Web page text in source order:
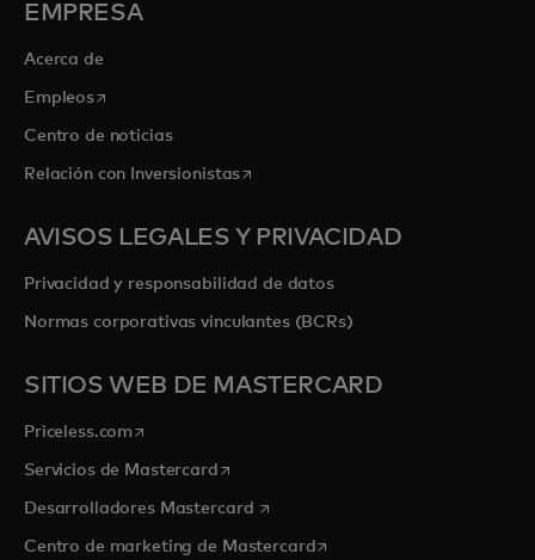
EMPRESA
Acerca de
Empleosse abre en una pestaña nueva
Centro de noticias
Relación con Inversionistasse abre en una pestaña nueva
AVISOS LEGALES Y PRIVACIDAD
Privacidad y responsabilidad de datos
Normas corporativas vinculantes (BCRs)
SITIOS WEB DE MASTERCARD
Priceless.com se abre en una pestaña nueva
Servicios de Mastercardse abre en una pestaña nueva
Desarrolladores Mastercard se abre en una pestaña nueva
Centro de marketing de Mastercardse abre en una pestaña